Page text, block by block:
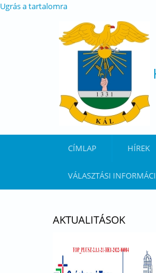
Ugrás a tartalomra
CÍMLAP HÍREK
VÁLASZTÁSI
AKTUALITÁSOK